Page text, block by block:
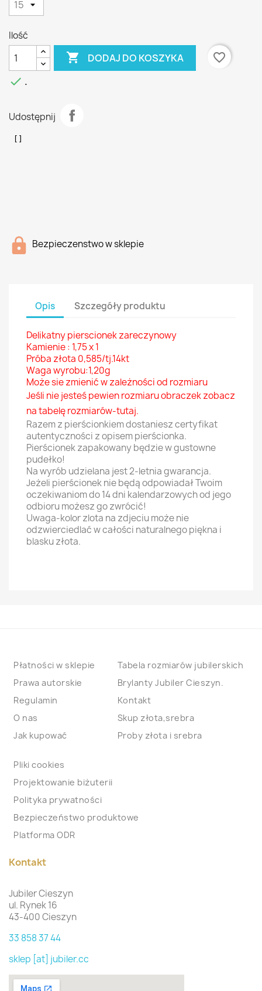
Ilość
 DODAJ DO KOSZYKA
favorite_border
 .
Udostępnij
Bezpieczenstwo w sklepie
Opis Szczegóły produktu
Delikatny pierscionek zareczynowy
Kamienie : 1,75 x 1
Próba złota 0,585/tj.14kt
Waga wyrobu:1,20g
Może sie zmienić w zależności od rozmiaru
Jeśli nie jesteś pewien rozmiaru obraczek zobacz
na tabelęrozmiarów-tutaj.
Razem z pierścionkiem dostaniesz certyfikat
autentyczności z opisem pierścionka.
Pierścionek zapakowany będzie w gustowne
pudełko!
Na wyrób udzielana jest 2-letnia gwarancja.
Jeżeli pierścionek nie będą odpowiadał Twoim
oczekiwaniom do 14 dni kalendarzowych od jego
odbioru możesz go zwrócić!
Uwaga-kolor zlota na zdjeciu może nie
odzwierciedlać w całości naturalnego piękna i
blasku złota.
Płatności w sklepie
Prawa autorskie
Regulamin
O nas
Jak kupować
Tabela rozmiarów jubilerskich
Brylanty Jubiler Cieszyn.
Kontakt
Skup złota,srebra
Proby złota i srebra
Pliki cookies
Projektowanie biżuterii
Polityka prywatności
Bezpieczeństwo produktowe
Platforma ODR
Kontakt
Jubiler Cieszyn
ul. Rynek 16
43-400 Cieszyn
33 858 37 44
sklep [at] jubiler.cc